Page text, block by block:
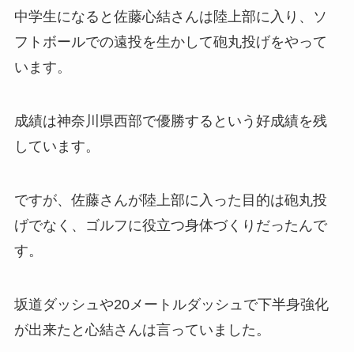
中学生になると佐藤心結さんは陸上部に入り、ソ
フトボールでの遠投を生かして砲丸投げをやって
います。
成績は神奈川県西部で優勝するという好成績を残
しています。
ですが、佐藤さんが陸上部に入った目的は砲丸投
げでなく、ゴルフに役立つ身体づくりだったんで
す。
坂道ダッシュや20メートルダッシュで下半身強化
が出来たと心結さんは言っていました。